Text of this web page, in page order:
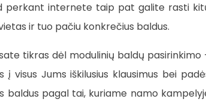
perkant internete taip pat galite rasti
ir tuo pačiu konkrečius baldus.
tikras dėl modulinių baldų pasirinkimo
visus Jums iškilusius klausimus bei
baldus pagal tai, kuriame namo